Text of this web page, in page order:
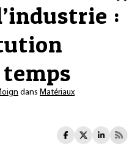
:
dans Matériaux